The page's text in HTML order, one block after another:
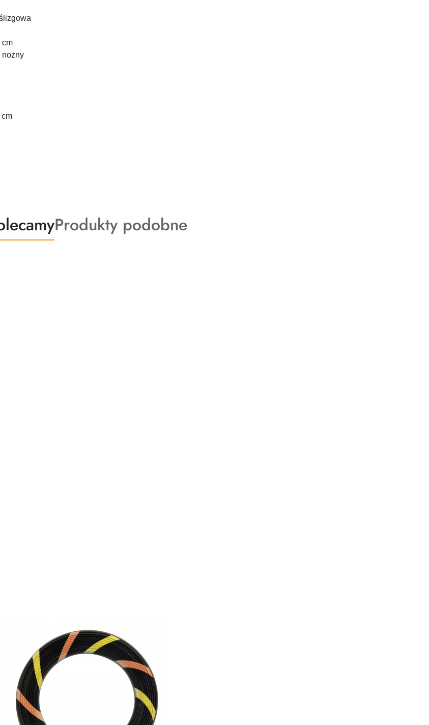
cm
nożny
cm
Produkty
o
Produkty podobne